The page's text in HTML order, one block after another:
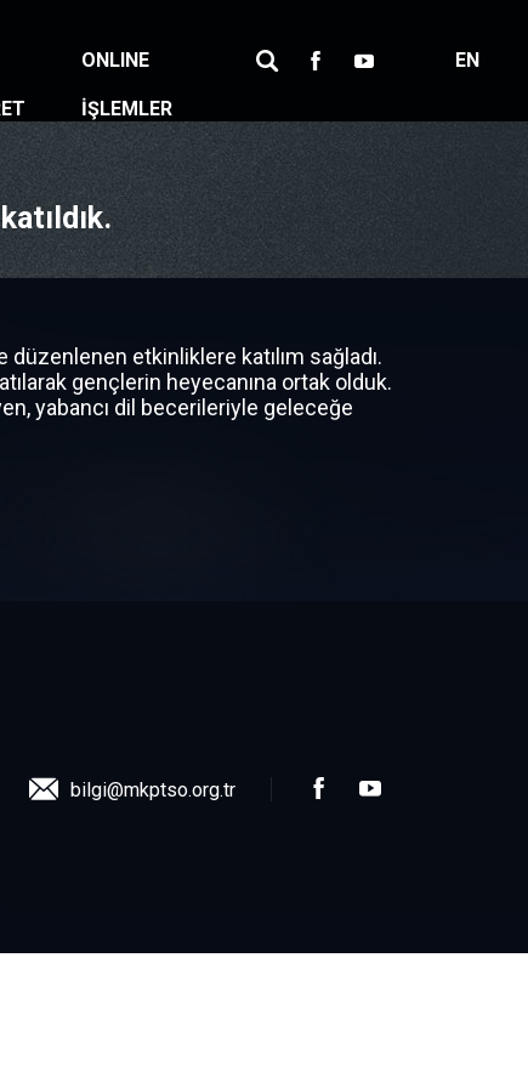
ONLINE
İŞLEMLER
EN
etkinliklere katılım sağladı.
gençlerin heyecanına ortak olduk.
yabancı dil becerileriyle geleceğe
bilgi@mkptso.org.tr